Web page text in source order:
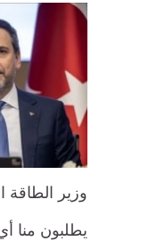
وزير الطاقة
يطلبون منا